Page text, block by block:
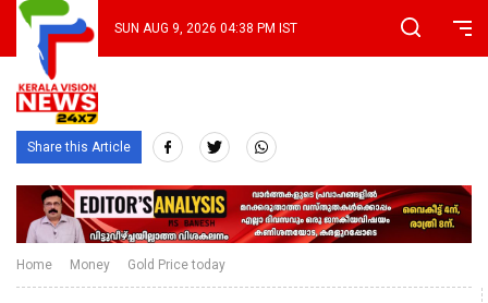
SUN AUG 9, 2026 04:38 PM IST
Share this Article
Home Money Gold Price today